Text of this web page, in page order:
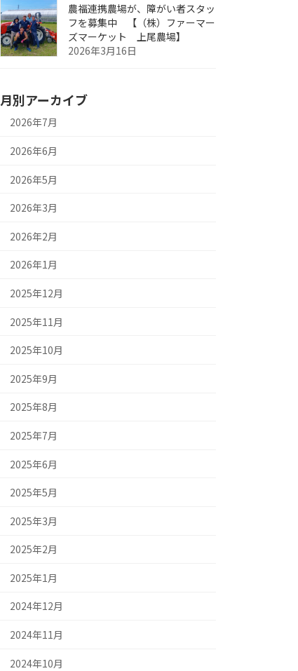
農福連携農場が、障がい者スタッ
フを募集中 【（株）ファーマー
ズマーケット 上尾農場】
2026年3月16日
月別アーカイブ
2026年7月
2026年6月
2026年5月
2026年3月
2026年2月
2026年1月
2025年12月
2025年11月
2025年10月
2025年9月
2025年8月
2025年7月
2025年6月
2025年5月
2025年3月
2025年2月
2025年1月
2024年12月
2024年11月
2024年10月